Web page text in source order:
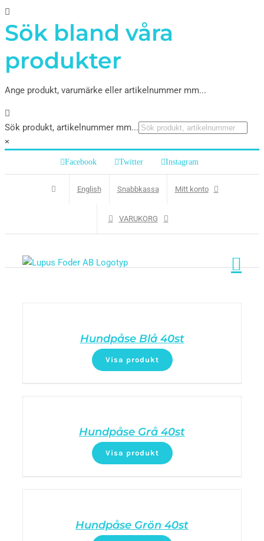
Sök bland våra
produkter
Ange produkt, varumärke eller artikelnummer mm...
Sök produkt, artikelnummer mm...
×
Facebook Twitter Instagram
English Snabbkassa Mitt konto
VARUKORG
Hundpåse Blå 40st
Visa produkt
Hundpåse Grå 40st
Visa produkt
Hundpåse Grön 40st